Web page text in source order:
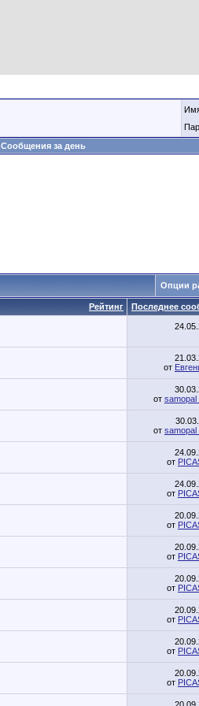
Сообщения за день
Опции
Рейтинг Последнее
от
от samopal
от samopal
от
от
от
от
от
от
от
от